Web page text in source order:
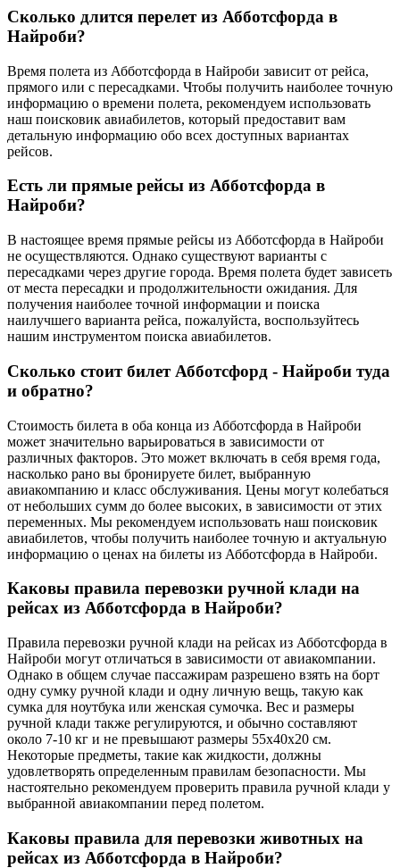
Сколько длится перелет из Абботсфорда в
Найроби?
Время полета из Абботсфорда в Найроби зависит от рейса,
прямого или с пересадками. Чтобы получить наиболее точную
информацию о времени полета, рекомендуем использовать
наш поисковик авиабилетов, который предоставит вам
детальную информацию обо всех доступных вариантах
рейсов.
Есть ли прямые рейсы из Абботсфорда в
Найроби?
В настоящее время прямые рейсы из Абботсфорда в Найроби
не осуществляются. Однако существуют варианты с
пересадками через другие города. Время полета будет зависеть
от места пересадки и продолжительности ожидания. Для
получения наиболее точной информации и поиска
наилучшего варианта рейса, пожалуйста, воспользуйтесь
нашим инструментом поиска авиабилетов.
Сколько стоит билет Абботсфорд - Найроби туда
и обратно?
Стоимость билета в оба конца из Абботсфорда в Найроби
может значительно варьироваться в зависимости от
различных факторов. Это может включать в себя время года,
насколько рано вы бронируете билет, выбранную
авиакомпанию и класс обслуживания. Цены могут колебаться
от небольших сумм до более высоких, в зависимости от этих
переменных. Мы рекомендуем использовать наш поисковик
авиабилетов, чтобы получить наиболее точную и актуальную
информацию о ценах на билеты из Абботсфорда в Найроби.
Каковы правила перевозки ручной клади на
рейсах из Абботсфорда в Найроби?
Правила перевозки ручной клади на рейсах из Абботсфорда в
Найроби могут отличаться в зависимости от авиакомпании.
Однако в общем случае пассажирам разрешено взять на борт
одну сумку ручной клади и одну личную вещь, такую как
сумка для ноутбука или женская сумочка. Вес и размеры
ручной клади также регулируются, и обычно составляют
около 7-10 кг и не превышают размеры 55x40x20 см.
Некоторые предметы, такие как жидкости, должны
удовлетворять определенным правилам безопасности. Мы
настоятельно рекомендуем проверить правила ручной клади у
выбранной авиакомпании перед полетом.
Каковы правила для перевозки животных на
рейсах из Абботсфорда в Найроби?